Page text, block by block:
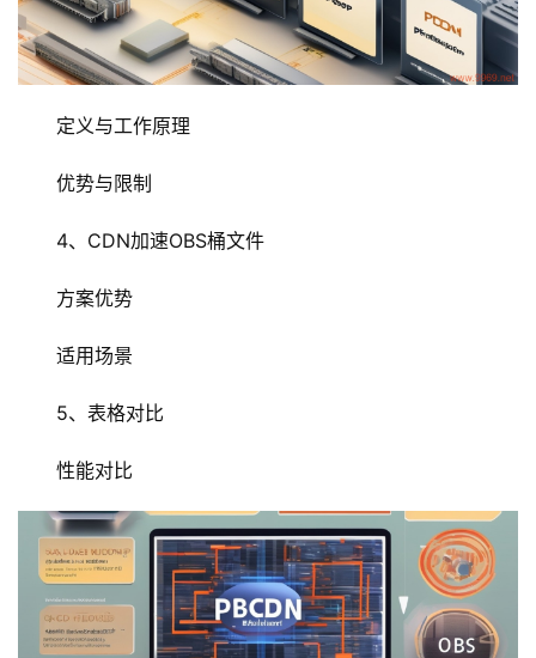
虚
拟
网
定义与工作原理
优势与限制
4、CDN加速OBS桶文件
方案优势
适用场景
5、表格对比
性能对比